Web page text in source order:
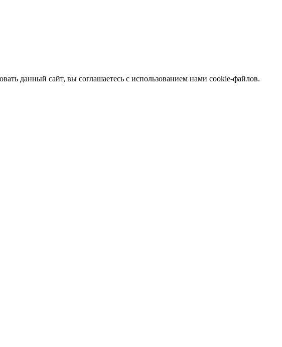
данный сайт, вы соглашаетесь с использованием нами cookie-файлов.